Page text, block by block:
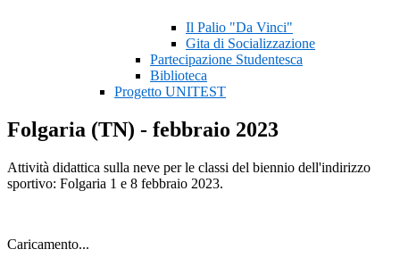
Il Palio "Da Vinci"
Gita di Socializzazione
Partecipazione Studentesca
Biblioteca
Progetto UNITEST
Folgaria (TN) - febbraio 2023
Attività didattica sulla neve per le classi del biennio dell'indirizzo
sportivo: Folgaria 1 e 8 febbraio 2023.
Caricamento...